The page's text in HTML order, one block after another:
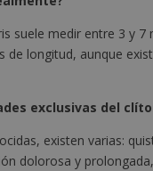
suele medir entre 3 y
de longitud, aunque
exclusivas del
existen varias:
dolorosa y